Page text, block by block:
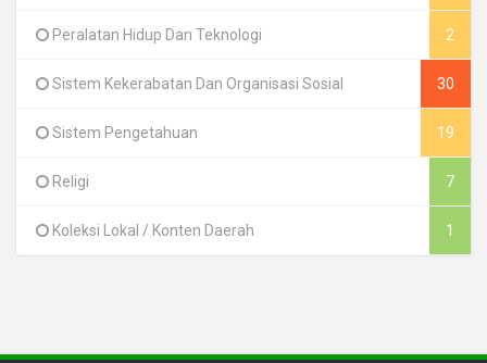
Peralatan Hidup Dan Teknologi 2
Sistem Kekerabatan Dan Organisasi Sosial 30
Sistem Pengetahuan 19
Religi 7
Koleksi Lokal / Konten Daerah 1